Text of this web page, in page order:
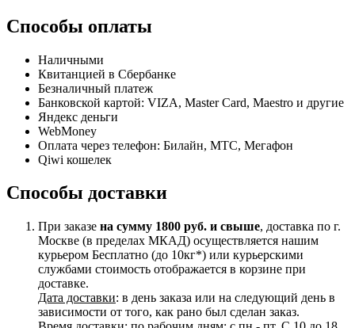
Способы оплаты
Наличными
Квитанцией в Сбербанке
Безналичный платеж
Банковской картой: VIZA, Master Card, Maestro и другие
Яндекс деньги
WebMoney
Оплата через телефон: Билайн, МТС, Мегафон
Qiwi кошелек
Способы доставки
При заказе на сумму 1800 руб. и свыше, доставка по г.
Москве (в пределах МКАД) осуществляется нашим
курьером Бесплатно (до 10кг*) или курьерскими
службами стоимость отображается в корзине при
доставке.
Дата доставки: в день заказа или на следующий день в
зависимости от того, как рано был сделан заказ.